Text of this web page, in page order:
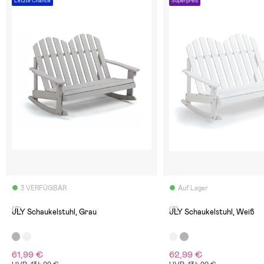
3 VERFÜGBAR
(8)
JLY Schaukelstuhl, Grau
61,99 €
Auf Lager
(8)
JLY Schaukelstuhl, Weiß
62,99 €